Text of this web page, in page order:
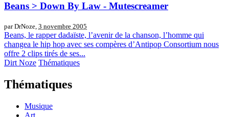
Beans > Down By Law - Mutescreamer
par DrNoze, 3 novembre 2005
Beans, le rapper dadaïste, l’avenir de la chanson, l’homme qui
changea le hip hop avec ses compères d’Antipop Consortium nous
offre 2 clips tirés de ses...
Dirt Noze Thématiques
Thématiques
Musique
Art